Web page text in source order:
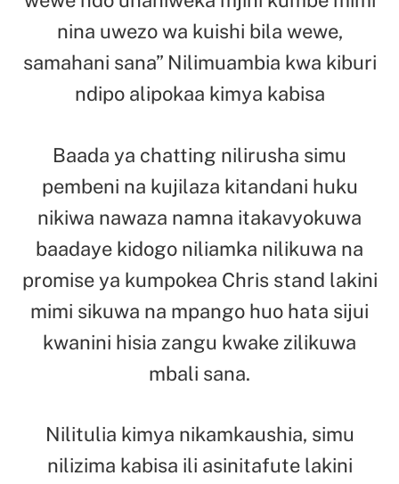
nina uwezo wa kuishi bila wewe,
samahani sana” Nilimuambia kwa kiburi
ndipo alipokaa kimya kabisa
Baada ya chatting nilirusha simu
pembeni na kujilaza kitandani huku
nikiwa nawaza namna itakavyokuwa
baadaye kidogo niliamka nilikuwa na
promise ya kumpokea Chris stand lakini
mimi sikuwa na mpango huo hata sijui
kwanini hisia zangu kwake zilikuwa
mbali sana.
Nilitulia kimya nikamkaushia, simu
nilizima kabisa ili asinitafute lakini